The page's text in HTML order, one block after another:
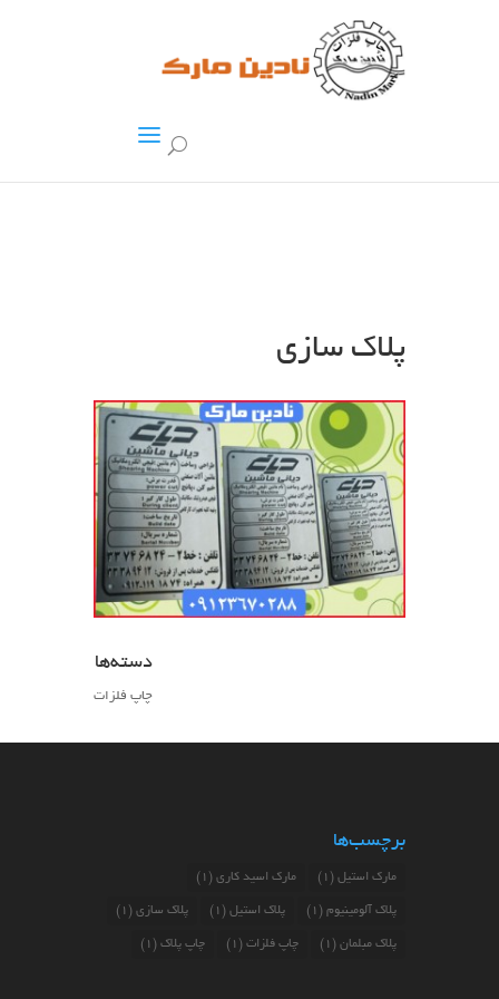
پلاک سازی
دسته‌ها
چاپ فلزات
برچسب‌ها
مارک استیل (1) مارک اسید کاری (1)
پلاک آلومینیوم (1) پلاک استیل (1) پلاک سازی (1)
پلاک مبلمان (1) چاپ فلزات (1) چاپ پلاک (1)